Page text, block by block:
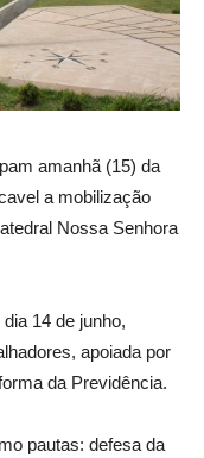
amanhã (15) da
a mobilização
Nossa Senhora
14 de junho,
apoiada por
da Previdência.
pautas: defesa da